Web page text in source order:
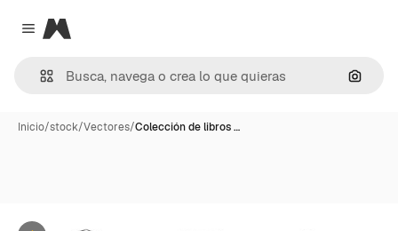
Close menu
Magnific
Inicio/stock/Vectores/Colección de libros …